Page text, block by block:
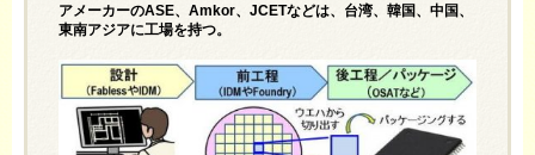
アメーカーのASE、Amkor、JCETなどは、台湾、韓国、中国、
東南アジアに工場を持つ。